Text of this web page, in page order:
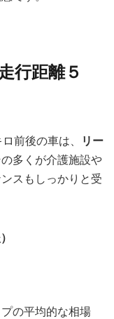
行距離５
前後の車は、
リー
多くが介護施設や
スもしっかりと受
の平均的な相場